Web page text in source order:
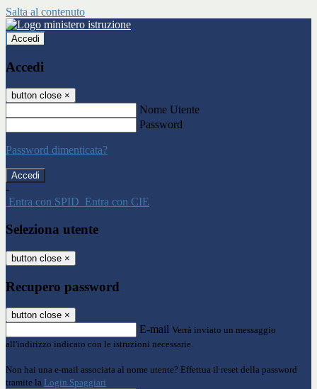
Salta al contenuto
Accedi
Accedi
button close ×
Nome Utente
Password
Password dimenticata?
-
Entra con SPID Entra con CIE
Seleziona utente
button close ×
Recupero password
button close ×
E-mail Verrà inviato un messaggio
all'indirizzo indicato con le istruzioni necessarie.
Non hai una e-mail associata al nome utente? Effettua il reset della password
tramite la Login Spaggiari